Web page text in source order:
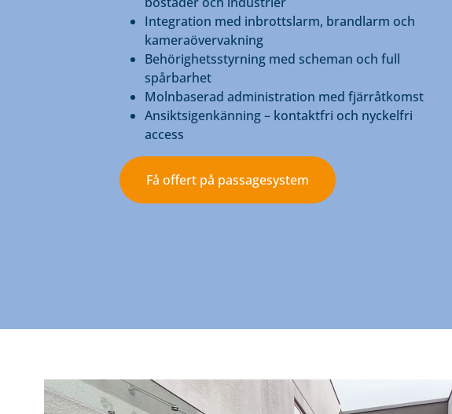
Integration med inbrottslarm, brandlarm och
kameraövervakning
Behörighetsstyrning med scheman och full
spårbarhet
Molnbaserad administration med fjärråtkomst
Ansiktsigenkänning – kontaktfri och nyckelfri
access
Få offert på passagesystem